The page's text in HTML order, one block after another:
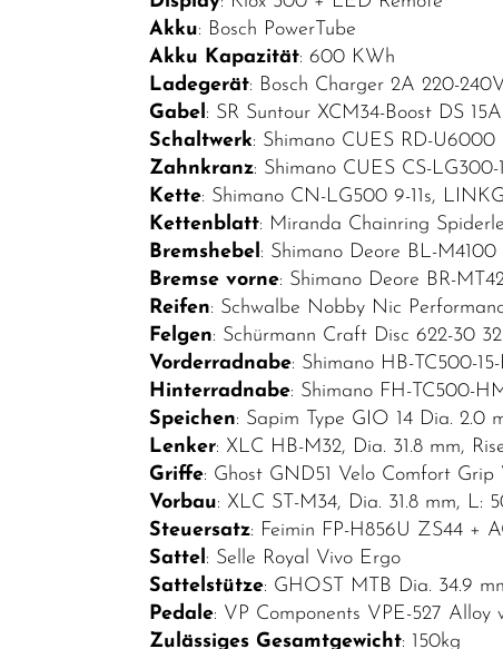
Jugendfahrräder
Mountainbikes
Akku: Bosch PowerTube
Akku Kapazität: 600 KWh
Ladegerät: Bosch Charger 2A 220-
Gabel: SR Suntour XCM34-Boost DS
Schaltwerk: Shimano CUES RD-U6000
Zahnkranz: Shimano CUES CS-LG300-
Kette: Shimano CN-LG500 9-11s,
Kettenblatt: Miranda Chainring
Bremshebel: Shimano Deore BL-M4100
Bremse vorne: Shimano Deore BR-
Reifen: Schwalbe Nobby Nic
Felgen: Schürmann Craft Disc 622-30
Vorderradnabe: Shimano HB-TC500-
Hinterradnabe: Shimano FH-TC500-
Speichen: Sapim Type GIO 14 Dia. 2.0
Lenker: XLC HB-M32, Dia. 31.8 mm,
Griffe: Ghost GND51 Velo Comfort Grip
Vorbau: XLC ST-M34, Dia. 31.8 mm, L:
Steuersatz: Feimin FP-H856U ZS44 +
Sattel: Selle Royal Vivo Ergo
Sattelstütze: GHOST MTB Dia. 34.9
Pedale: VP Components VPE-527 Alloy
Zulässiges Gesamtgewicht: 150kg